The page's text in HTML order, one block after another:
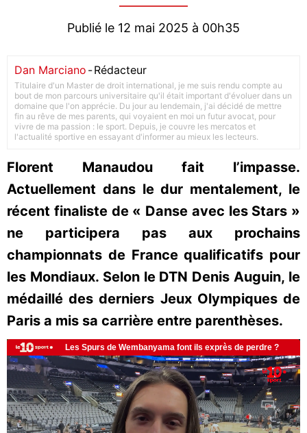
Publié le 12 mai 2025 à 00h35
Dan Marciano -Rédacteur
Titulaire d'un Master de droit international, je me suis rendu compte au
bout de mon parcours universitaire qu'il était important d'évoluer dans un
domaine que l'on apprécie. Du jour au lendemain, j'ai décidé de mettre
fin au rêve de mes parents, qui voyaient en moi un futur avocat, pour
vivre de ma passion : le sport. Depuis, je couvre les mercatos et
l'actualité sportive en essayant d'informer au mieux les lecteurs.
Florent Manaudou fait l’impasse.
Actuellement dans le dur mentalement, le
récent finaliste de « Danse avec les Stars »
ne participera pas aux prochains
championnats de France qualificatifs pour
les Mondiaux. Selon le DTN Denis Auguin, le
médaillé des derniers Jeux Olympiques de
Paris a mis sa carrière entre parenthèses.